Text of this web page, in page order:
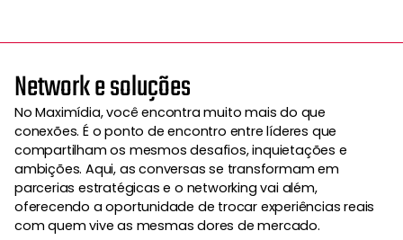
Networkesoluções
No Maximídia, você encontra muito mais do que
conexões. É o ponto de encontro entre líderes que
compartilham os mesmos desafios, inquietações e
ambições. Aqui, as conversas se transformam em
parcerias estratégicas e o networking vai além,
oferecendo a oportunidade de trocar experiências reais
com quem vive as mesmas dores de mercado.